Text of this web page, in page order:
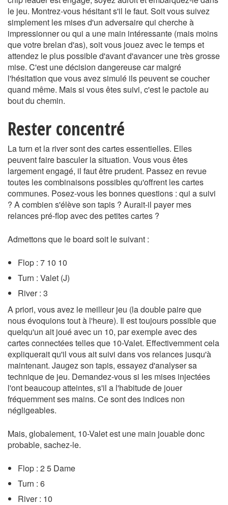
le jeu. Montrez-vous hésitant s'il le faut. Soit vous suivez
simplement les mises d'un adversaire qui cherche à
impressionner ou qui a une main intéressante (mais moins
que votre brelan d'as), soit vous jouez avec le temps et
attendez le plus possible d'avant d'avancer une très grosse
mise. C'est une décision dangereuse car malgré
l'hésitation que vous avez simulé ils peuvent se coucher
quand même. Mais si vous êtes suivi, c'est le pactole au
bout du chemin.
Rester concentré
La turn et la river sont des cartes essentielles. Elles
peuvent faire basculer la situation. Vous vous êtes
largement engagé, il faut être prudent. Passez en revue
toutes les combinaisons possibles qu'offrent les cartes
communes. Posez-vous les bonnes questions : qui a suivi
? A combien s'élève son tapis ? Aurait-il payer mes
relances pré-flop avec des petites cartes ?
Admettons que le board soit le suivant :
Flop : 7 10 10
Turn : Valet (J)
River : 3
A priori, vous avez le meilleur jeu (la double paire que
nous évoquions tout à l'heure). Il est toujours possible que
quelqu'un ait joué avec un 10, par exemple avec des
cartes connectées telles que 10-Valet. Effectivemment cela
expliquerait qu'il vous ait suivi dans vos relances jusqu'à
maintenant. Jaugez son tapis, essayez d'analyser sa
technique de jeu. Demandez-vous si les mises injectées
l'ont beaucoup atteintes, s'il a l'habitude de jouer
fréquemment ses mains. Ce sont des indices non
négligeables.
Mais, globalement, 10-Valet est une main jouable donc
probable, sachez-le.
Flop : 2 5 Dame
Turn : 6
River : 10